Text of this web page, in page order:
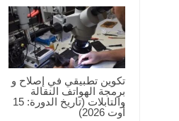
تكوين تطبيقي في إصلاح و
برمجة الهواتف النقالة
والتابلات (تاريخ الدورة: 15
أوت 2026)